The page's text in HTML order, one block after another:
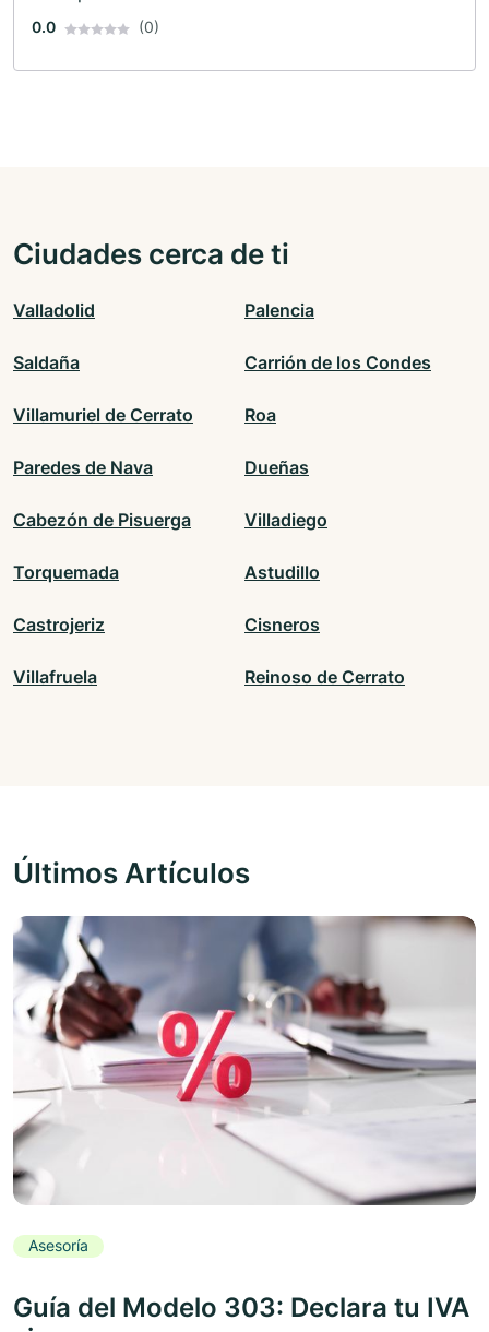
0.0 (0)
Ciudades cerca de ti
Valladolid Palencia
Saldaña Carrión de los Condes
Villamuriel de Cerrato Roa
Paredes de Nava Dueñas
Cabezón de Pisuerga Villadiego
Torquemada Astudillo
Castrojeriz Cisneros
Villafruela Reinoso de Cerrato
Últimos Artículos
Asesoría
Guía del Modelo 303: Declara tu IVA